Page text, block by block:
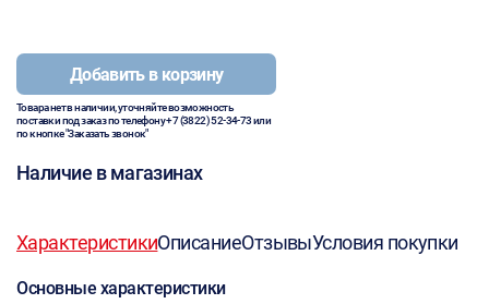
Добавить в корзину
Товара нет в наличии, уточняйте возможность
поставки под заказ по телефону+7 (3822) 52-34-73или
по кнопке "Заказать звонок"
Наличие в магазинах
ХарактеристикиОписаниеОтзывыУсловия покупки
Основные характеристики